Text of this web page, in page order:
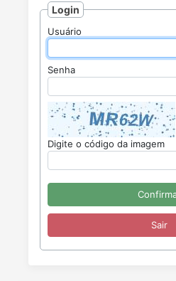
Login
Usuário
Senha
Digite o código da imagem